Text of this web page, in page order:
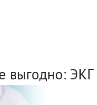
выгодно: